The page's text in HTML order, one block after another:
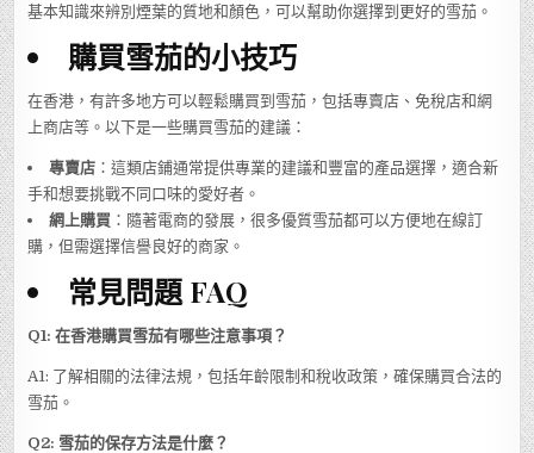
基本知識來辨別煙葉的質地和顏色，可以幫助你選擇到更好的雪茄。
購買雪茄的小技巧
在香港，有許多地方可以輕鬆購買到雪茄，包括專賣店、免稅店和網
上商店等。以下是一些購買雪茄的建議：
專賣店 ：這類店鋪通常提供專業的建議和豐富的產品選擇，適合新
手和想要挑戰不同口味的愛好者。
網上購買 ：隨著電商的發展，很多優質雪茄都可以方便地在線訂
購，但需選擇信譽良好的商家。
常見問題 FAQ
Q1: 在香港購買雪茄有哪些注意事項？
A1: 了解相關的法律法規，包括年齡限制和稅收政策，確保購買合法的
雪茄。
Q2: 雪茄的保存方法是什麼？